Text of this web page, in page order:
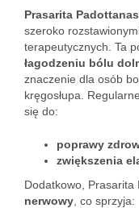
Prasarita
szeroko
terapeutycznych. Ta
łagodzeniu bólu
znaczenie dla osób
kręgosłupa.
się do:
poprawy
zwiększenia
Dodatkowo, Prasarita
nerwowy , co sprzyja: